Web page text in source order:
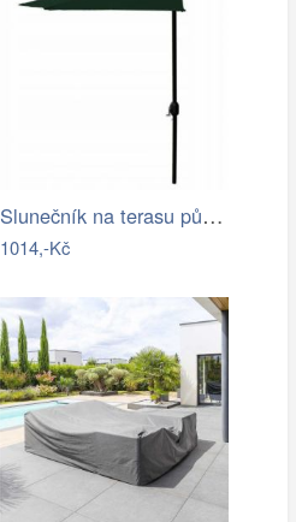
Slunečník na terasu půlkruhový - zelený…
1014,-Kč